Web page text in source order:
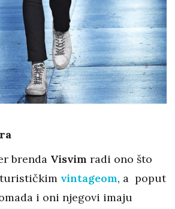
brenda Visvim radi ono što
vintageom, a poput
i oni njegovi imaju